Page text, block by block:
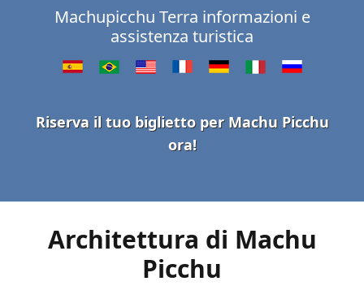
Machupicchu Terra informazioni e
assistenza turistica
Riserva il tuo biglietto per Machu Picchu
ora!
Architettura di Machu
Picchu